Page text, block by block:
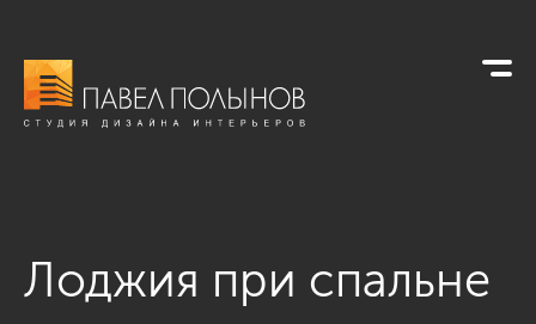
Лоджия при спальне